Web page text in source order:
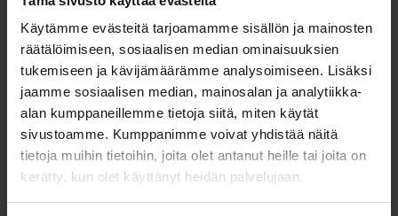
Käytämme evästeitä tarjoamamme sisällön ja mainosten
räätälöimiseen, sosiaalisen median ominaisuuksien
tukemiseen ja kävijämäärämme analysoimiseen. Lisäksi
jaamme sosiaalisen median, mainosalan ja analytiikka-
alan kumppaneillemme tietoja siitä, miten käytät
sivustoamme. Kumppanimme voivat yhdistää näitä
tietoja muihin tietoihin, joita olet antanut heille tai joita on
kerätty, kun olet käyttänyt heidän palvelujaan.
• Kosketusnäyttö ja helppo
käyttöliittymä
• Integroitu käytönopastus laitteessa
• Hälytysvirhekoodit mahdollisten
hälytysten ja
poikkeamien diagnosoimiseksi
• Näytössä vianmääritystiedot
• Säädettävät asetukset
äänenvoimakkuudelle,